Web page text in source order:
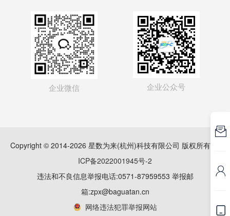
企业微信 企业公众号
Copyright © 2014-2026 星数为来(杭州)科技有限公司 版权所有
ICP备2022001945号-2
违法和不良信息举报电话:0571-87959553 举报邮
箱:zpx@baguatan.cn
网络违法犯罪举报网站


